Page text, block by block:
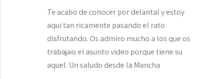
Te acabo de conocer por delantal y estoy
aqui tan ricamente pasando el rato
disfrutando. Os admiro mucho a los que os
trabajais el asunto video porque tiene su
aquel. Un saludo desde la Mancha